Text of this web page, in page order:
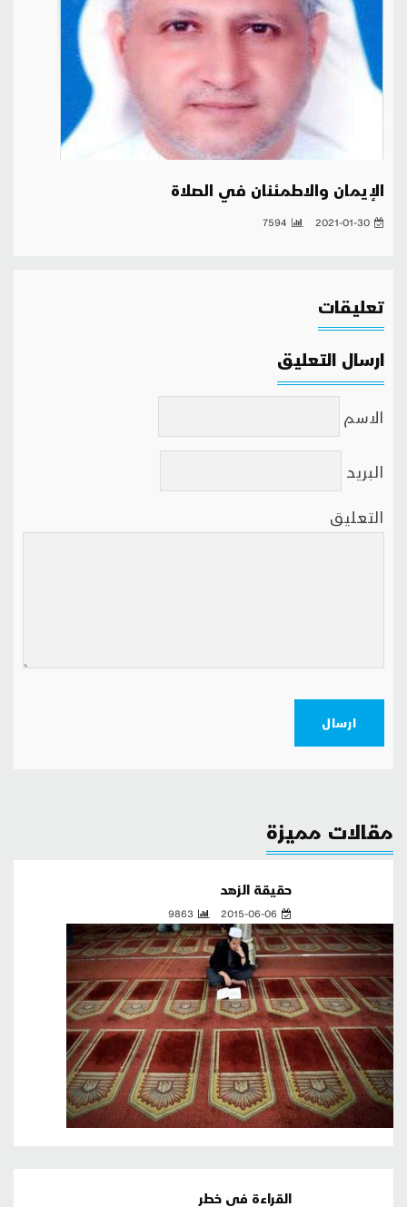
الإيمان والاطمئنان في الصلاة
2021-01-30
7594
تعليقات
ارسال التعليق
الاسم
البريد
التعليق
ارسال
مقالات مميزة
حقيقة الزهد
2015-06-06
9863
القراءة في خطر